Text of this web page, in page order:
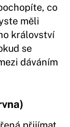
co
měli
království
se
dáváním